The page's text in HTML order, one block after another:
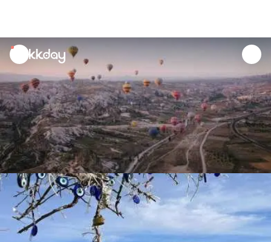
unread
notifications